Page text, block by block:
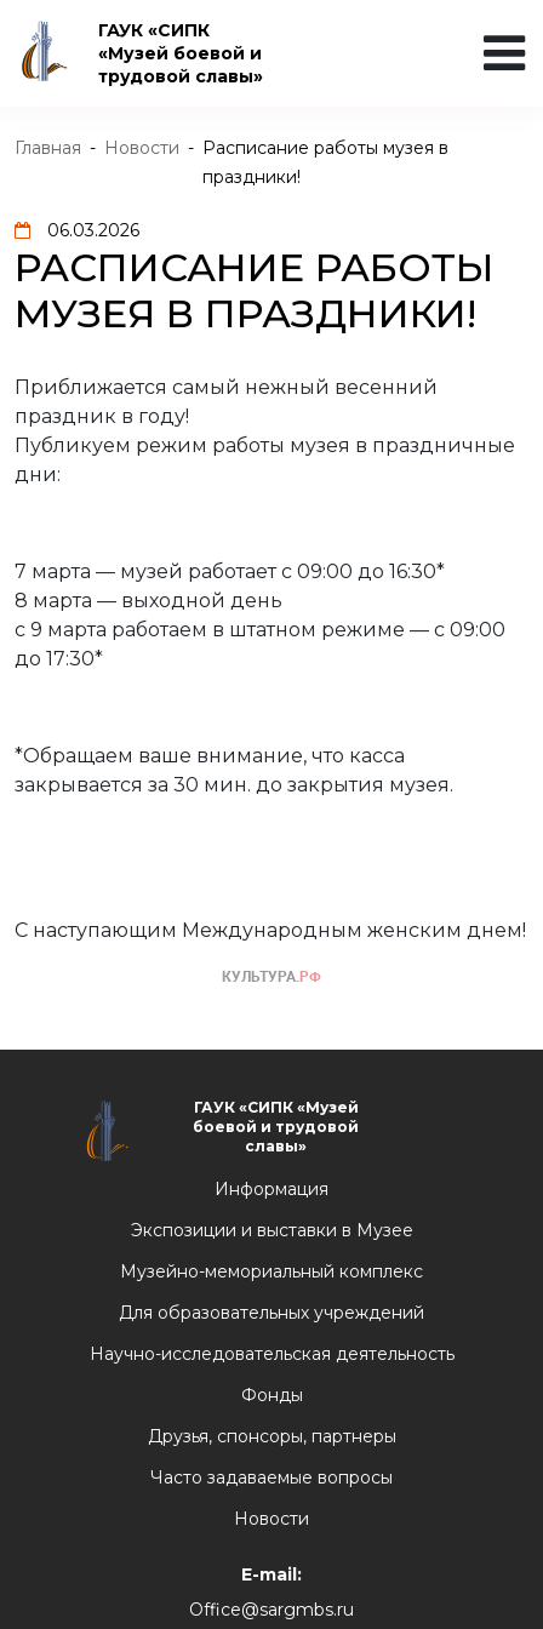
ГАУК «СИПК
«Музей боевой и
трудовой славы»
Главная - Новости - Расписание работы музея в
праздники!
06.03.2026
РАСПИСАНИЕ РАБОТЫ
МУЗЕЯ В ПРАЗДНИКИ!
Приближается самый нежный весенний
праздник в году!
Публикуем режим работы музея в праздничные
дни:
7 марта — музей работает с 09:00 до 16:30*
8 марта — выходной день
с 9 марта работаем в штатном режиме — с 09:00
до 17:30*
*Обращаем ваше внимание, что касса
закрывается за 30 мин. до закрытия музея.
С наступающим Международным женским днем!
ГАУК «СИПК «Музей
боевой и трудовой
славы»
Информация
Экспозиции и выставки в Музее
Музейно-мемориальный комплекс
Для образовательных учреждений
Научно-исследовательская деятельность
Фонды
Друзья, спонсоры, партнеры
Часто задаваемые вопросы
Новости
E-mail:
Office@sargmbs.ru